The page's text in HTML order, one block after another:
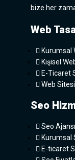
bize her
Web
Kurumsal
Kişisel
E-Ticaret
Web
Seo
Seo
Kurumsal
E-ticaret